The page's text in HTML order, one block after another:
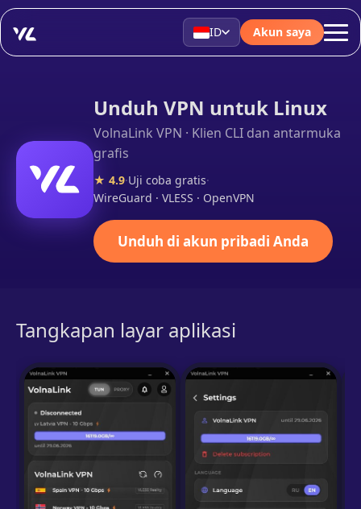
ID Akun saya
Unduh VPN untuk Linux
VolnaLink VPN · Klien CLI dan antarmuka
grafis
★ 4.9·Uji coba gratis·
WireGuard · VLESS · OpenVPN
Unduh di akun pribadi Anda
Tangkapan layar aplikasi